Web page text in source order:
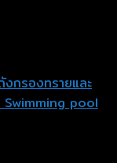
งกรองทรายและ
Swimming pool